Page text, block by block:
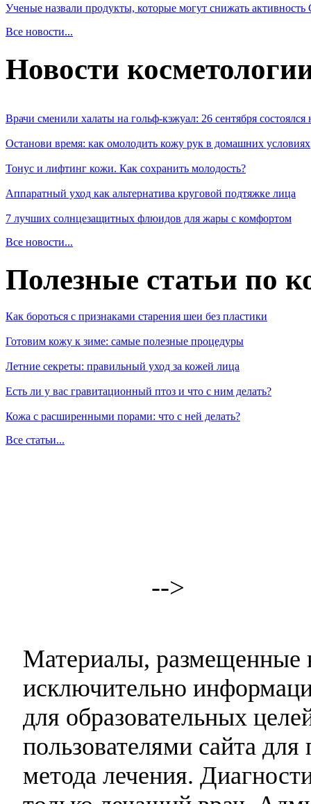
Ученые назвали продукты, которые могут снижать
Все новости...
Новости
Врачи сменили халаты на гольф-кэжуал: 26 сентября
Останови время: как омолодить кожу рук в домашних условиях
Тонус и лифтинг кожи. Как сохранить молодость?
Аппаратный уход как альтернатива круговой подтяжке лица
7 лучших солнцезащитных флюидов для жары с комфортом
Все новости...
Полезные статьи по
Как бороться с признаками старения шеи без пластики
Готовим кожу к зиме: самые полезные процедуры
Летние секреты: правильный уход за кожей лица
Есть ли у вас гравитационный птоз и что с ним делать?
Кожа с расширенными порами: что с ней делать?
Все статьи...
-->
Материалы, размещенные
исключительно
для образовательных
пользователями сайта
метода лечения.